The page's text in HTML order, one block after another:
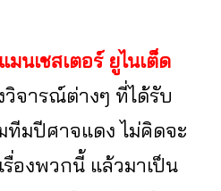
นเชสเตอร์ ยูไนเต็ด
วิจารณ์ต่างๆ ที่ได้รับ
มปีศาจแดง ไม่คิดจะ
รื่องพวกนี้ แล้วมาเป็น